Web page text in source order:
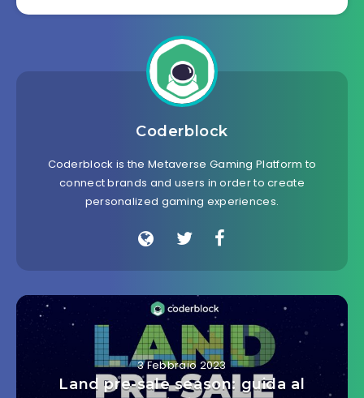
Coderblock
Coderblock is the Metaverse Gaming Platform to
connect brands and users in order to create
personalized gaming experiences.
3 Febbraio 2023
Land pre-sale season: guida al